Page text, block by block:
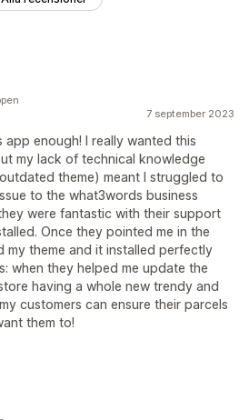
7 september 2023
app enough! I really wanted this
my lack of technical knowledge
theme) meant I struggled to
to the what3words business
were fantastic with their support
Once they pointed me in the
my theme and it installed perfectly
when they helped me update the
having a whole new trendy and
customers can ensure their parcels
them to!